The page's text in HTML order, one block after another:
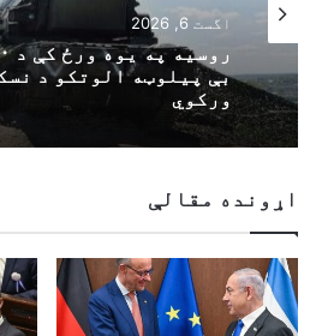
اگست 6, 2026
بې پیلوټه الوتکو د
ورکوي
اړونده مقالې